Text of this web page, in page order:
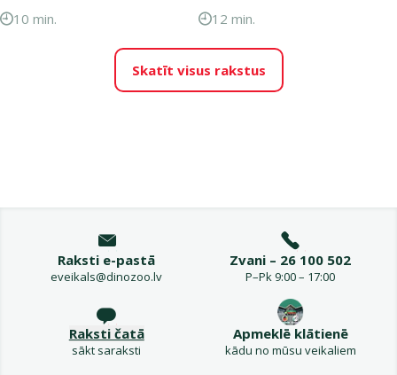
10 min. 12 min.
Skatīt visus rakstus
Raksti e-pastā
eveikals@dinozoo.lv
Zvani – 26 100 502
P–Pk 9:00 – 17:00
Raksti čatā
sākt saraksti
Apmeklē klātienē
kādu no mūsu veikaliem